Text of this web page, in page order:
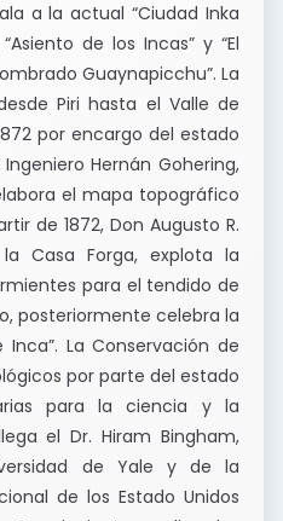
a la actual “Ciudad Inka
de los Incas” y “El
Guaynapicchu”. La
Piri hasta el Valle de
por encargo del estado
Hernán Gohering,
el mapa topográfico
de 1872, Don Augusto R.
Casa Forga, explota la
para el tendido de
posteriormente celebra la
La Conservación de
por parte del estado
para la ciencia y la
el Dr. Hiram Bingham,
de Yale y de la
de los Estado Unidos